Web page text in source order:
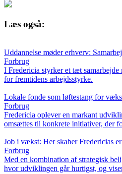
Læs også:
Uddannelse møder erhverv:
Forbrug
I Fredericia styrker et tæt
for fremtidens arbejdsstyrke.
Lokale fonde som løftestang for
Forbrug
Fredericia oplever en markant
omsættes til konkrete initiativer, der
Job i vækst: Her skaber Fredericias
Forbrug
Med en kombination af strategisk
hvor udviklingen går hurtigst, og